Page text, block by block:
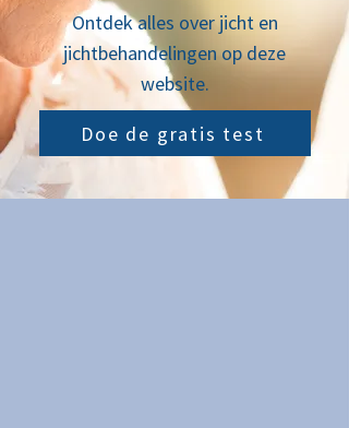
Ontdek alles over jicht en
jichtbehandelingen op deze
website.
Doe de gratis test